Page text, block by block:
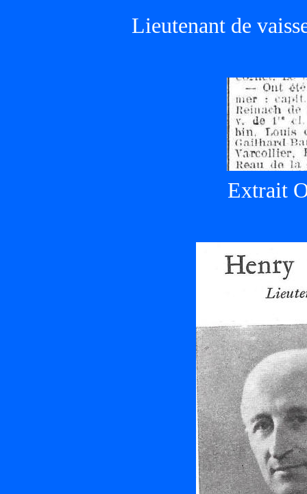
Lieutenant de
Extrait